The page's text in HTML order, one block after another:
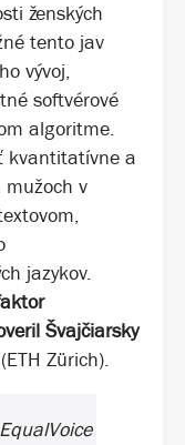
ženských
tento jav
vývoj,
softvérové
algoritme.
kvantitatívne a
mužoch v
jazykov.
Švajčiarsky
Zürich).